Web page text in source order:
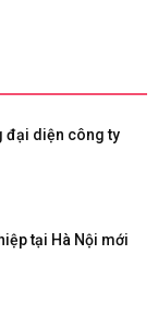
đại diện công ty
tại Hà Nội mới